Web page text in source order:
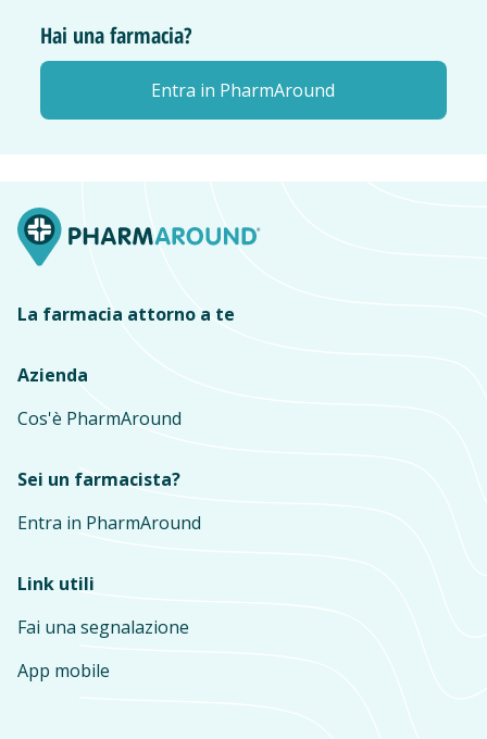
Hai una farmacia?
Entra in PharmAround
La farmacia attorno a te
Azienda
Cos'è PharmAround
Sei un farmacista?
Entra in PharmAround
Link utili
Fai una segnalazione
App mobile